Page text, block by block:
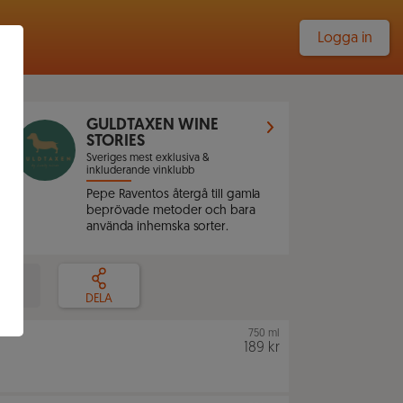
Logga in
GULDTAXEN WINE
STORIES
Sveriges mest exklusiva &
inkluderande vinklubb
Pepe Raventos återgå till gamla
beprövade metoder och bara
använda inhemska sorter.
DELA
750 ml
189 kr